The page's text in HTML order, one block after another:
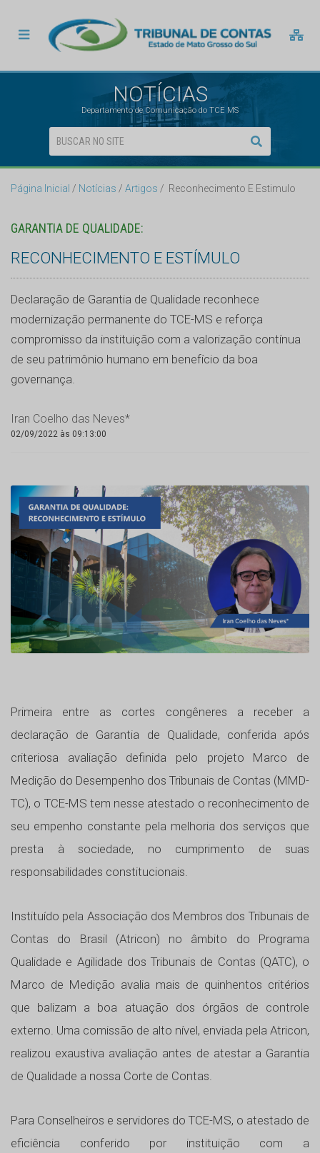
NOTÍCIAS
Departamento de Comunicação do TCE MS
Página Inicial Notícias Artigos Reconhecimento E Estimulo
GARANTIA DE QUALIDADE:
RECONHECIMENTO E ESTÍMULO
Declaração de Garantia de Qualidade reconhece
modernização permanente do TCE-MS e reforça
compromisso da instituição com a valorização contínua
de seu patrimônio humano em benefício da boa
governança.
Iran Coelho das Neves*
02/09/2022 às 09:13:00
Primeira entre as cortes congêneres a receber a
declaração de Garantia de Qualidade, conferida após
criteriosa avaliação definida pelo projeto Marco de
Medição do Desempenho dos Tribunais de Contas (MMD-
TC), o TCE-MS tem nesse atestado o reconhecimento de
seu empenho constante pela melhoria dos serviços que
presta à sociedade, no cumprimento de suas
responsabilidades constitucionais.
Instituído pela Associação dos Membros dos Tribunais de
Contas do Brasil (Atricon) no âmbito do Programa
Qualidade e Agilidade dos Tribunais de Contas (QATC), o
Marco de Medição avalia mais de quinhentos critérios
que balizam a boa atuação dos órgãos de controle
externo. Uma comissão de alto nível, enviada pela Atricon,
realizou exaustiva avaliação antes de atestar a Garantia
de Qualidade a nossa Corte de Contas.
Para Conselheiros e servidores do TCE-MS, o atestado de
eficiência conferido por instituição com a